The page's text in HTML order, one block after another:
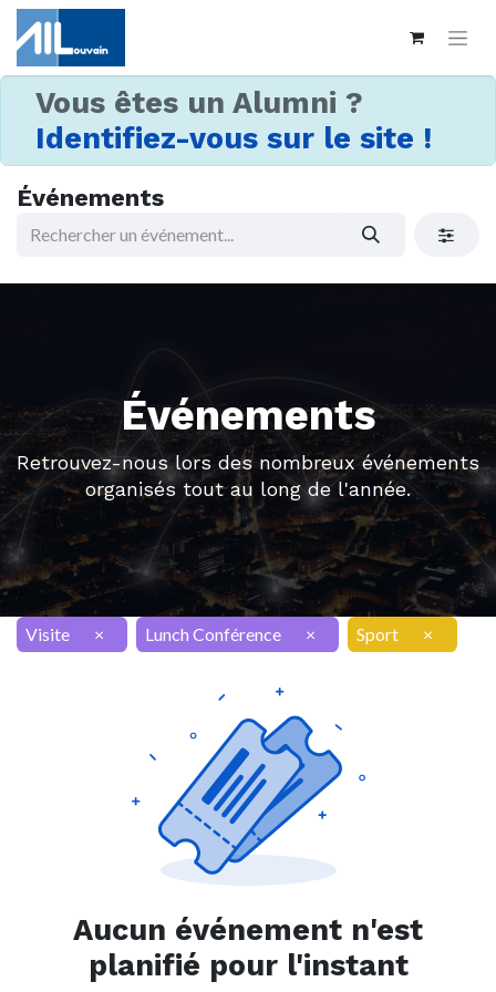
Vous êtes un Alumni ?
Identifiez-vous sur le site !
Événements
Événements
Retrouvez-nous lors des nombreux événements
organisés tout au long de l'année.
Visite × Lunch Conférence × Sport ×
Aucun événement n'est
planifié pour l'instant